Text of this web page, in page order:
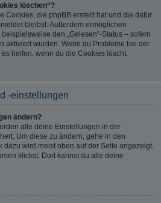
löschen“?
Cookies, die phpBB erstellt hat und die dafür
bleibst. Außerdem ermöglichen
den „Gelesen“-Status – sofern
aktiviert wurden. Wenn du Probleme bei der
helfen, wenn du die Cookies löscht.
-einstellungen
ändern?
alle deine Einstellungen in der
Um diese zu ändern, gehe in den
dazu wird meist oben auf der Seite angezeigt,
klickst. Dort kannst du alle deine